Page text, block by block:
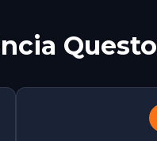
Questo